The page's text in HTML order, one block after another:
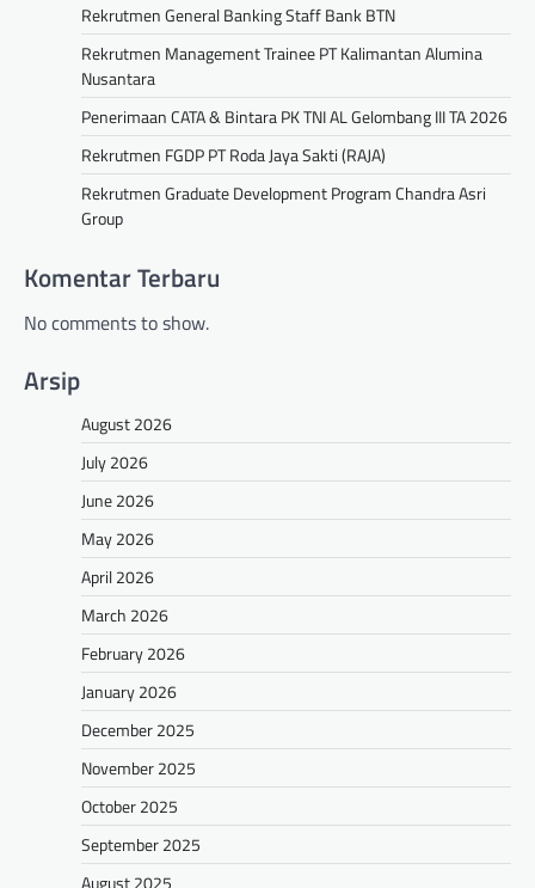
Rekrutmen General Banking Staff Bank BTN
Rekrutmen Management Trainee PT Kalimantan Alumina
Nusantara
Penerimaan CATA & Bintara PK TNI AL Gelombang III TA 2026
Rekrutmen FGDP PT Roda Jaya Sakti (RAJA)
Rekrutmen Graduate Development Program Chandra Asri
Group
Komentar Terbaru
No comments to show.
Arsip
August 2026
July 2026
June 2026
May 2026
April 2026
March 2026
February 2026
January 2026
December 2025
November 2025
October 2025
September 2025
August 2025